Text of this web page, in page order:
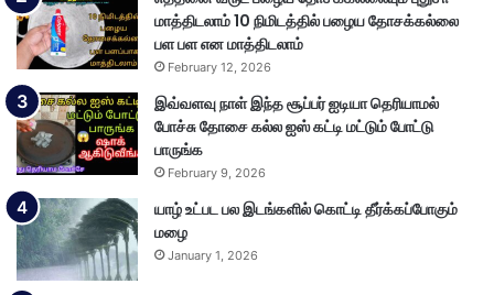
மாத்திடலாம் 10 நிமிடத்தில் பழைய தோசக்கல்லை
பள பள என மாத்திடலாம்
February 12, 2026
இவ்வளவு நாள் இந்த சூப்பர் ஐடியா தெரியாமல்
போச்சு தோசை கல்ல ஐஸ் கட்டி மட்டும் போட்டு
பாருங்க
February 9, 2026
யாழ் உட்பட பல இடங்களில் கொட்டி தீர்க்கப்போகும்
மழை
January 1, 2026